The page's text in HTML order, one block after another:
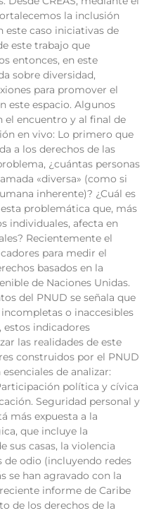
la inclusión
este caso iniciativas de
este trabajo que
entonces, en este
sobre diversidad,
para promover el
este espacio. Algunos
el encuentro y al final de
en vivo: Lo primero que
a los derechos de las
¿cuántas personas
«diversa» (como si
inherente)? ¿Cuál es
problemática que, más
individuales, afecta en
Recientemente el
para medir el
basados en la
de Naciones Unidas.
del PNUD se señala que
o inaccesibles
estos indicadores
las realidades de este
construidos por el PNUD
de analizar:
política y cívica
Seguridad personal y
más expuesta a la
que incluye la
sus casas, la violencia
de odio (incluyendo redes
se han agravado con la
informe de Caribe
de los derechos de la